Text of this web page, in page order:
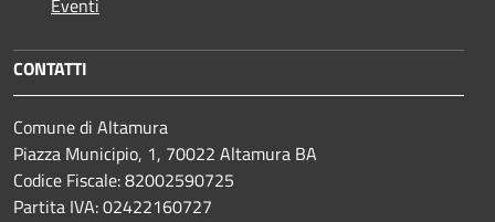
Eventi
CONTATTI
Comune di Altamura
Piazza Municipio, 1, 70022 Altamura BA
Codice Fiscale: 82002590725
Partita IVA: 02422160727